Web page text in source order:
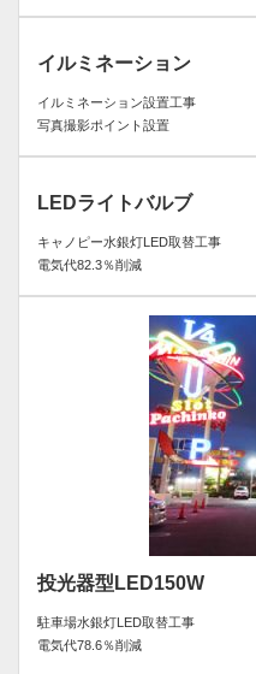
イルミネーション
イルミネーション設置工事
写真撮影ポイント設置
LEDライトバルブ
キャノピー水銀灯LED取替工事
電気代82.3％削減
投光器型LED150W
駐車場水銀灯LED取替工事
電気代78.6％削減